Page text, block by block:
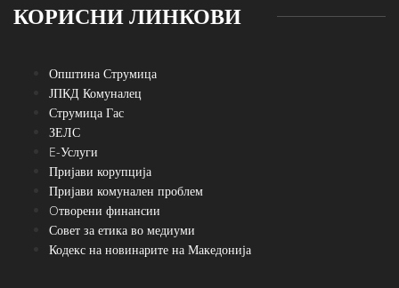
КОРИСНИ ЛИНКОВИ
Општина Струмица
ЈПКД Комуналец
Струмица Гас
ЗЕЛС
E-Услуги
Пријави корупција
Пријави комунален проблем
Oтворени финансии
Совет за етика во медиуми
Кодекс на новинарите на Македонија